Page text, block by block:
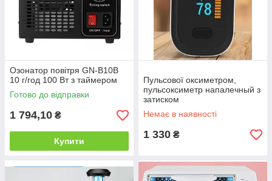
Озонатор повітря GN-B10B
10 г/год 100 Вт з таймером
Готово до відправки
1 794,10 ₴
Купити
Пульсової оксиметром,
пульсоксиметр напалечный з
затиском
Немає в наявності
1 330 ₴